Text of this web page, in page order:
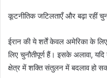
कूटनीतिक जटिलताएँ और बढ़ा रहीं
ईरान की ये शर्तें केवल अमेरिका के
लिए चुनौतीपूर्ण हैं। इसके अलावा,
क्षेत्र में शक्ति संतुलन में बदलाव हो